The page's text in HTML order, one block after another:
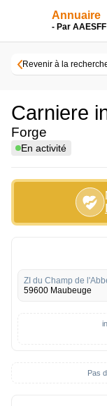
Annuaire
- Par AAESFF
Revenir à la
Carniere
Forge
En activité
Pas
ZI du Champ de
59600 Maubeuge